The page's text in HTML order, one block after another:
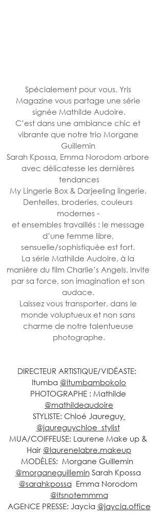
Spécialement pour vous, Yris
Magazine vous partage une série
signée Mathilde Audoire.
C’est dans une ambiance chic et
vibrante que notre trio Morgane
Guillemin
Sarah Kpossa, Emma Norodom arbore
avec délicatesse les dernières
tendances
My Lingerie Box & Darjeeling lingerie.
Dentelles, broderies, couleurs
modernes -
et ensembles travaillés : le message
d’une femme libre,
sensuelle/sophistiquée est fort.
La série Mathilde Audoire, à la
manière du film Charlie’s Angels, invite
par sa force, son imagination et son
audace.
Laissez vous transporter, dans le
monde voluptueux et non sans
charme de notre talentueuse
photographe.
DIRECTEUR ARTISTIQUE/VIDÉASTE:
Itumba @itumbambokolo
PHOTOGRAPHE : Mathilde
@mathildeaudoire
STYLISTE: Chloé Jaureguy
@jaureguychloe_stylist
MUA/COIFFEUSE: Laurene Make up &
Hair @laurenelabre.makeup
MODÈLES:  Morgane Guillemin
@morganeguillemin Sarah Kpossa
@sarahkpossa
  Emma Norodom
@itsnotemmma
AGENCE PRESSE: Jaycia @jaycia.office